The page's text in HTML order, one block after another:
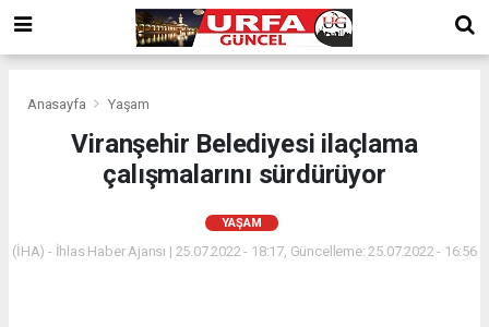
Anasayfa Yaşam
Viranşehir Belediyesi ilaçlama
çalışmalarını sürdürüyor
YAŞAM
(İHA) - İhlas Haber Ajansı | 25.07.2022 - 18:17, Güncelleme: 25.07.2022 - 16:56